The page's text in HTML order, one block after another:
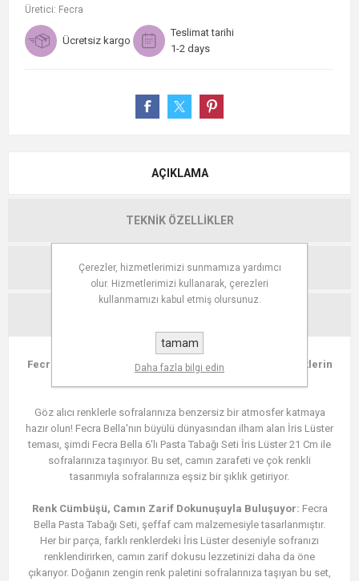
Üretici: Fecra
Ücretsiz kargo
Teslimat tarihi
1-2 days
AÇIKLAMA
TEKNIK ÖZELLIKLER
YORUMLAR
Fecra Bella 6'lı Pasta Tabağı Seti İris Lüster 21 Cm: Renklerin
Göz alıcı renklerle sofralarınıza benzersiz bir atmosfer katmaya
hazır olun! Fecra Bella'nın büyülü dünyasından ilham alan İris Lüster
teması, şimdi Fecra Bella 6'lı Pasta Tabağı Seti İris Lüster 21 Cm ile
sofralarınıza taşınıyor. Bu set, camın zarafeti ve çok renkli
tasarımıyla sofralarınıza eşsiz bir şıklık getiriyor.
Renk Cümbüşü, Camın Zarif Dokunuşuyla Buluşuyor: Fecra
Bella Pasta Tabağı Seti, şeffaf cam malzemesiyle tasarlanmıştır.
Her bir parça, farklı renklerdeki İris Lüster deseniyle sofranızı
renklendirirken, camın zarif dokusu lezzetinizi daha da öne
çıkarıyor. Doğanın zengin renk paletini sofralarınıza taşıyan bu set,
Çerezler, hizmetlerimizi sunmamıza yardımcı
olur. Hizmetlerimizi kullanarak, çerezleri
kullanmamızı kabul etmiş olursunuz.
tamam
Daha fazla bilgi edin